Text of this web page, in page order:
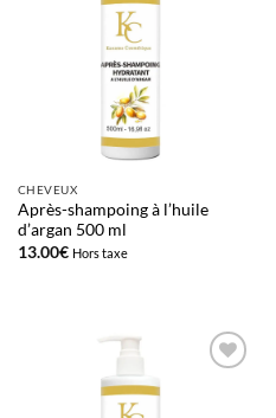
CHEVEUX
Après-shampoing à l’huile
d’argan 500 ml
13.00€ Hors taxe